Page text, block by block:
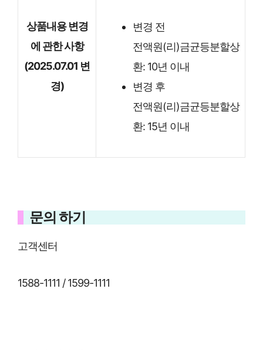
상품내용 변경
에 관한 사항
(2025.07.01 변
경)
변경 전
전액원(리)금균등분할상
환: 10년 이내
변경 후
전액원(리)금균등분할상
환: 15년 이내
문의 하기
고객센터
1588-1111 / 1599-1111